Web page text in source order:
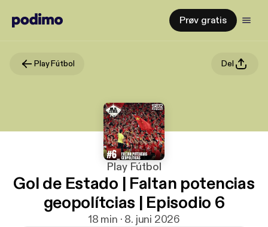
Prøv gratis
Play Fútbol Del
Play Fútbol
Gol de Estado | Faltan potencias
geopolítcias | Episodio 6
18 min · 8. juni 2026